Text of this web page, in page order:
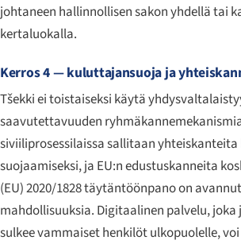
johtaneen hallinnollisen sakon yhdellä tai
kertaluokalla.
Kerros 4 — kuluttajansuoja ja
Tšekki ei toistaiseksi käytä
saavutettavuuden
siviiliprosessilaissa sallitaan
suojaamiseksi, ja EU:n edustuskanneita
(EU) 2020/1828 täytäntöönpano on
mahdollisuuksia. Digitaalinen palvelu,
sulkee vammaiset henkilöt ulkopuolelle,